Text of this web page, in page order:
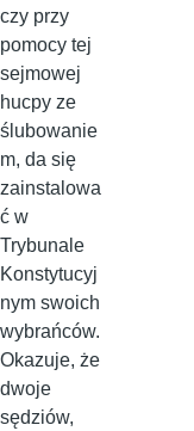
czy przy
pomocy tej
sejmowej
hucpy ze
ślubowanie
m, da się
zainstalowa
ć w
Trybunale
Konstytucyj
nym swoich
wybrańców.
Okazuje, że
dwoje
sędziów,